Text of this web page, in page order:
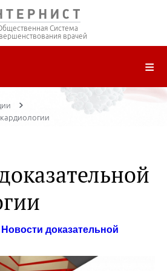
Система
врачей
ЦИКЛЫ ПЕРЕДАЧ
Новости доказательной